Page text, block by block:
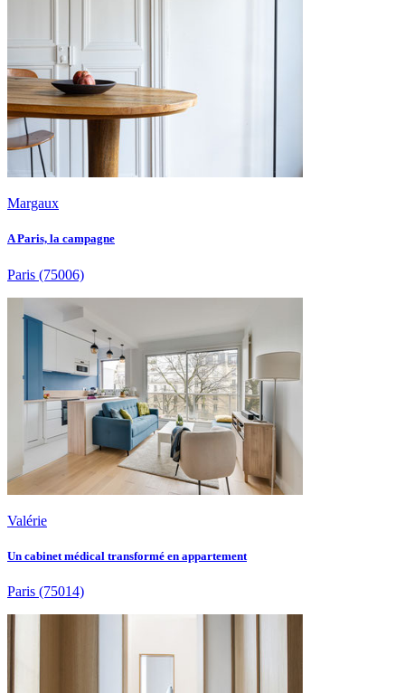
Margaux
A Paris, la campagne
Paris (75006)
Valérie
Un cabinet médical transformé en appartement
Paris (75014)